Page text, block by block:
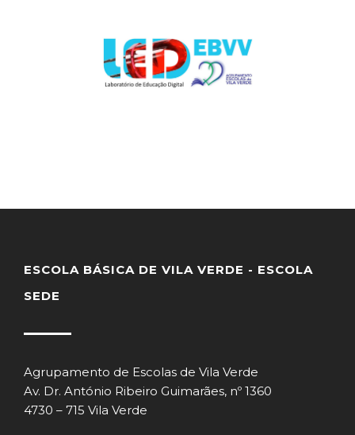
ESCOLA BÁSICA DE VILA VERDE - ESCOLA
SEDE
Agrupamento de Escolas de Vila Verde
Av. Dr. António Ribeiro Guimarães, nº 1360
4730 – 715 Vila Verde